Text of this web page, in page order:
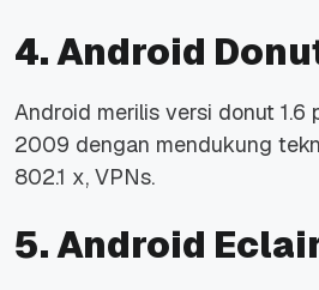
4. Android
Android merilis versi donut 1.6
2009 dengan mendukung
802.1 x, VPNs.
5. Android